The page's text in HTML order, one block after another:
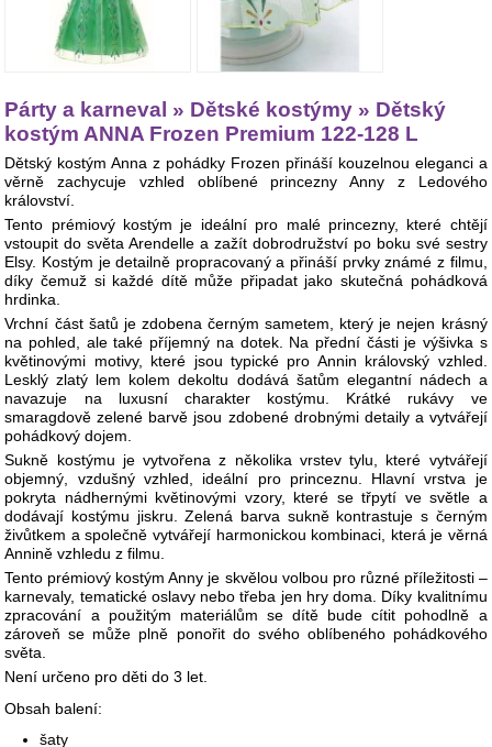
Párty a karneval » Dětské kostýmy » Dětský
kostým ANNA Frozen Premium 122-128 L
Dětský kostým Anna z pohádky Frozen přináší kouzelnou eleganci a
věrně zachycuje vzhled oblíbené princezny Anny z Ledového
království.
Tento prémiový kostým je ideální pro malé princezny, které chtějí
vstoupit do světa Arendelle a zažít dobrodružství po boku své sestry
Elsy. Kostým je detailně propracovaný a přináší prvky známé z filmu,
díky čemuž si každé dítě může připadat jako skutečná pohádková
hrdinka.
Vrchní část šatů je zdobena černým sametem, který je nejen krásný
na pohled, ale také příjemný na dotek. Na přední části je výšivka s
květinovými motivy, které jsou typické pro Annin královský vzhled.
Lesklý zlatý lem kolem dekoltu dodává šatům elegantní nádech a
navazuje na luxusní charakter kostýmu. Krátké rukávy ve
smaragdově zelené barvě jsou zdobené drobnými detaily a vytvářejí
pohádkový dojem.
Sukně kostýmu je vytvořena z několika vrstev tylu, které vytvářejí
objemný, vzdušný vzhled, ideální pro princeznu. Hlavní vrstva je
pokryta nádhernými květinovými vzory, které se třpytí ve světle a
dodávají kostýmu jiskru. Zelená barva sukně kontrastuje s černým
živůtkem a společně vytvářejí harmonickou kombinaci, která je věrná
Annině vzhledu z filmu.
Tento prémiový kostým Anny je skvělou volbou pro různé příležitosti –
karnevaly, tematické oslavy nebo třeba jen hry doma. Díky kvalitnímu
zpracování a použitým materiálům se dítě bude cítit pohodlně a
zároveň se může plně ponořit do svého oblíbeného pohádkového
světa.
Není určeno pro děti do 3 let.
Obsah balení:
šaty